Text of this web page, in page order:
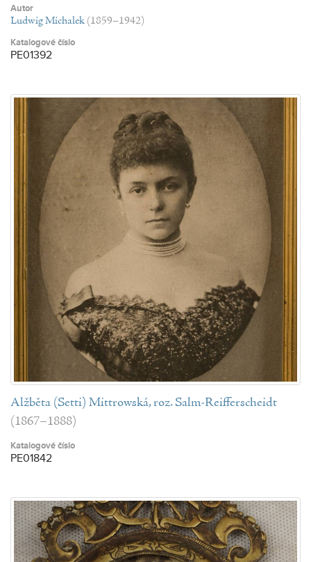
Autor
Ludwig Michalek (1859–1942)
Katalogové číslo
PE01392
Alžběta (Setti) Mittrowská, roz. Salm-Reifferscheidt
(1867–1888)
Katalogové číslo
PE01842